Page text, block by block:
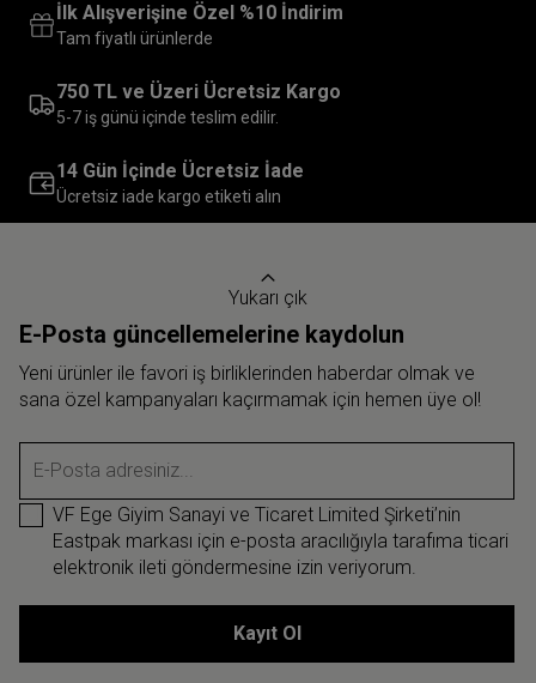
İlk Alışverişine Özel %10 İndirim
Tam fiyatlı ürünlerde
750 TL ve Üzeri Ücretsiz Kargo
5-7 iş günü içinde teslim edilir.
14 Gün İçinde Ücretsiz İade
Ücretsiz iade kargo etiketi alın
Yukarı çık
E-Posta güncellemelerine kaydolun
Yeni ürünler ile favori iş birliklerinden haberdar olmak ve
sana özel kampanyaları kaçırmamak için hemen üye ol!
E-Posta adresiniz...
VF Ege Giyim Sanayi ve Ticaret Limited Şirketi’nin
Eastpak markası için e-posta aracılığıyla tarafıma ticari
elektronik ileti göndermesine izin veriyorum.
Kayıt Ol